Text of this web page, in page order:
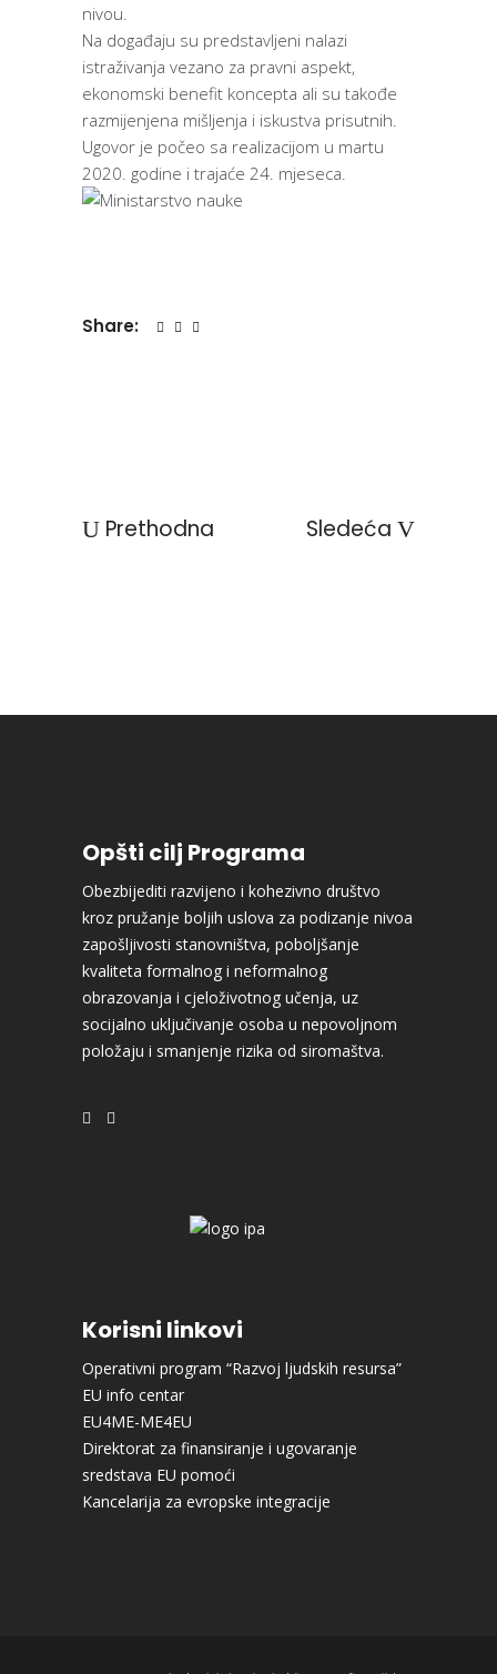
nivou.
Na događaju su predstavljeni nalazi
istraživanja vezano za pravni aspekt,
ekonomski benefit koncepta ali su takođe
razmijenjena mišljenja i iskustva prisutnih.
Ugovor je počeo sa realizacijom u martu
2020. godine i trajaće 24. mjeseca.
Share:
Prethodna Sledeća
Opšti cilj Programa
Obezbijediti razvijeno i kohezivno društvo
kroz pružanje boljih uslova za podizanje nivoa
zapošljivosti stanovništva, poboljšanje
kvaliteta formalnog i neformalnog
obrazovanja i cjeloživotnog učenja, uz
socijalno uključivanje osoba u nepovoljnom
položaju i smanjenje rizika od siromaštva.
Korisni linkovi
Operativni program “Razvoj ljudskih resursa”
EU info centar
EU4ME-ME4EU
Direktorat za finansiranje i ugovaranje
sredstava EU pomoći
Kancelarija za evropske integracije